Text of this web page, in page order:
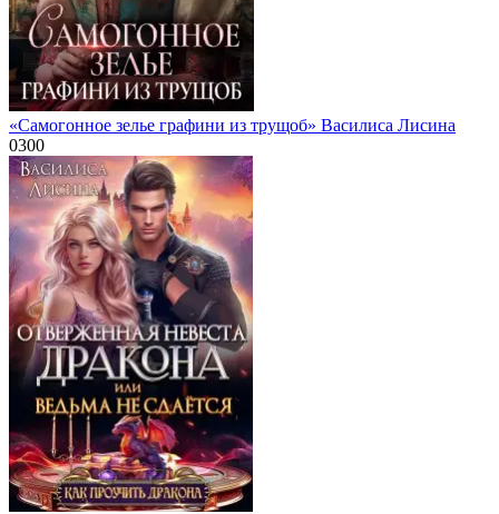
«Самогонное зелье графини из трущоб» Василиса Лисина
0300